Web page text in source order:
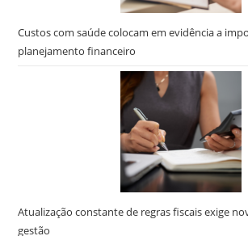
Custos com saúde colocam em evidência a
planejamento financeiro
Atualização constante de regras fiscais exige
gestão